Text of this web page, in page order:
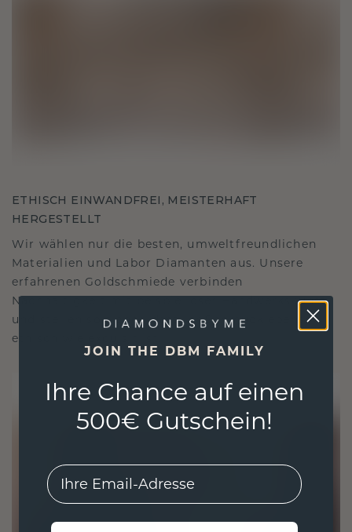
ETHISCH EINWANDFREI, MEISTERHAFT
HERGESTELLT
Wir wählen nur die besten, umweltfreundlichen
Materialien und Labor Diamanten aus. Unsere
erfahrenen Goldschmiede verbinden
Nachhaltigkeit mit beispielloser Handwerkskunst
und stellen so sicher, dass Ihr Schmuck ebenso
ethisch wie exquisit ist.
JOIN THE DBM FAMILY
Ihre Chance auf einen
500€ Gutschein!
EMail